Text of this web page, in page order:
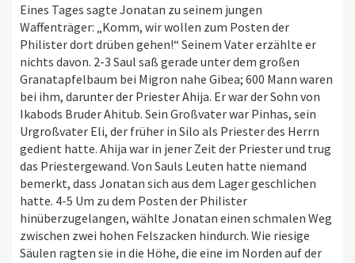
Eines Tages sagte Jonatan zu seinem jungen
Waffenträger: „Komm, wir wollen zum Posten der
Philister dort drüben gehen!“ Seinem Vater erzählte er
nichts davon. 2-3 Saul saß gerade unter dem großen
Granatapfelbaum bei Migron nahe Gibea; 600 Mann waren
bei ihm, darunter der Priester Ahija. Er war der Sohn von
Ikabods Bruder Ahitub. Sein Großvater war Pinhas, sein
Urgroßvater Eli, der früher in Silo als Priester des Herrn
gedient hatte. Ahija war in jener Zeit der Priester und trug
das Priestergewand. Von Sauls Leuten hatte niemand
bemerkt, dass Jonatan sich aus dem Lager geschlichen
hatte. 4-5 Um zu dem Posten der Philister
hinüberzugelangen, wählte Jonatan einen schmalen Weg
zwischen zwei hohen Felszacken hindurch. Wie riesige
Säulen ragten sie in die Höhe, die eine im Norden auf der